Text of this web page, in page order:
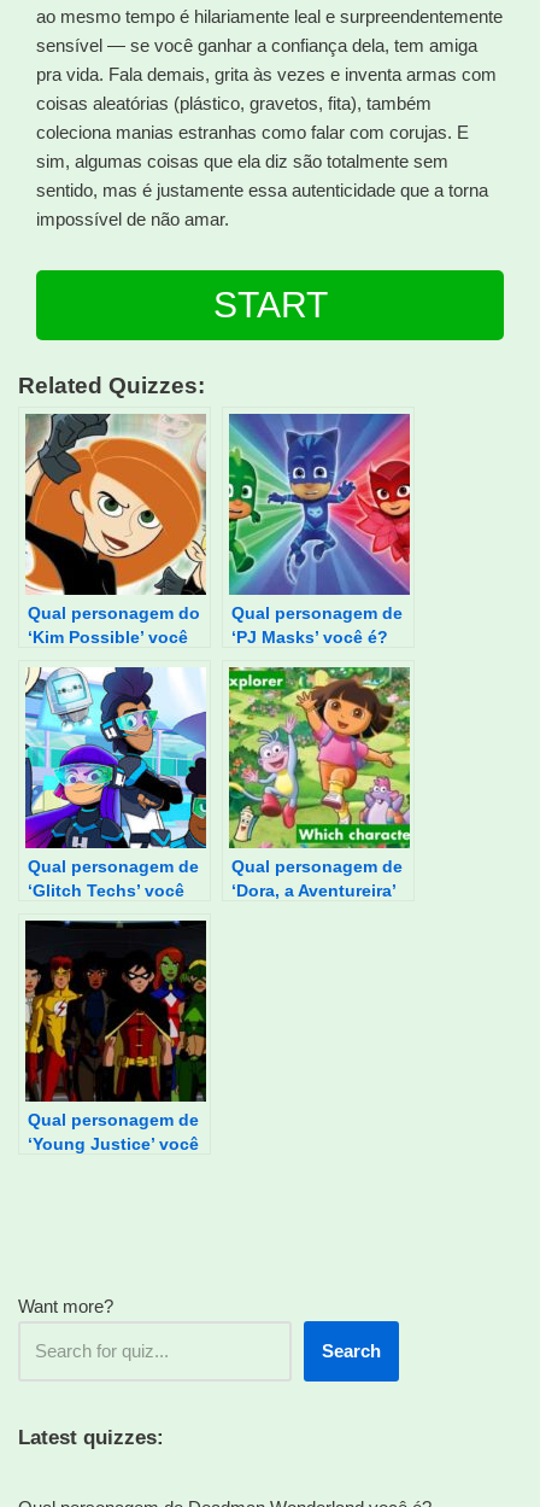
ao mesmo tempo é hilariamente leal e surpreendentemente
sensível — se você ganhar a confiança dela, tem amiga
pra vida. Fala demais, grita às vezes e inventa armas com
coisas aleatórias (plástico, gravetos, fita), também
coleciona manias estranhas como falar com corujas. E
sim, algumas coisas que ela diz são totalmente sem
sentido, mas é justamente essa autenticidade que a torna
impossível de não amar.
START
Related Quizzes:
Qual personagem do
‘Kim Possible’ você
Qual personagem de
‘PJ Masks’ você é?
Qual personagem de
‘Glitch Techs’ você
Qual personagem de
‘Dora, a Aventureira’
Qual personagem de
‘Young Justice’ você
Want more?
Search
Latest quizzes: